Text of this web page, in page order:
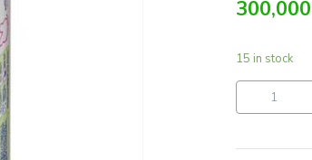
300,000
15 in stock